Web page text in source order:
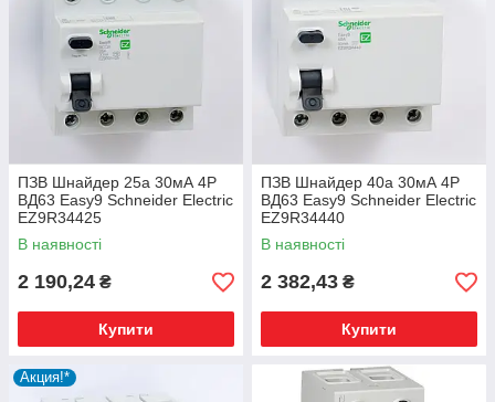
ПЗВ Шнайдер 25а 30мА 4Р
ВД63 Easy9 Schneider Electric
EZ9R34425
В наявності
2 190,24 ₴
Купити
ПЗВ Шнайдер 40а 30мА 4Р
ВД63 Easy9 Schneider Electric
EZ9R34440
В наявності
2 382,43 ₴
Купити
Акция!*